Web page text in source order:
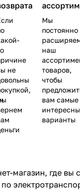
не
Мы
постоянно
наш
товаров,
чтобы
вам самые
варианты
магазин, где вы